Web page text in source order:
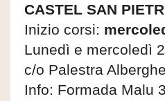
CASTEL SAN
Inizio corsi:
Lunedì e mercoledì
c/o Palestra
Info: Formada Malu